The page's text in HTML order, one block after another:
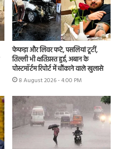
फेफड़ा और लिवर फटे, पसलियां टूटीं,
तिल्ली भी क्षतिग्रस्त हुई, अबान के
पोस्टमॉर्टम रिपोर्ट में चौंकाने वाले खुलासे
8 August 2026 - 4:00 PM